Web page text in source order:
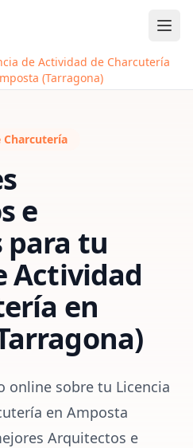
de Actividad de Charcutería
(Tarragona)
Charcutería
e
para tu
Actividad
en
online sobre tu Licencia
en Amposta
Arquitectos e